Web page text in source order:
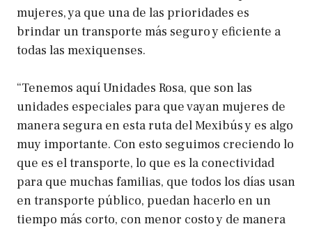
mujeres, ya que una de las prioridades es
brindar un transporte más seguro y eficiente a
todas las mexiquenses.
“Tenemos aquí Unidades Rosa, que son las
unidades especiales para que vayan mujeres de
manera segura en esta ruta del Mexibús y es algo
muy importante. Con esto seguimos creciendo lo
que es el transporte, lo que es la conectividad
para que muchas familias, que todos los días usan
en transporte público, puedan hacerlo en un
tiempo más corto, con menor costo y de manera